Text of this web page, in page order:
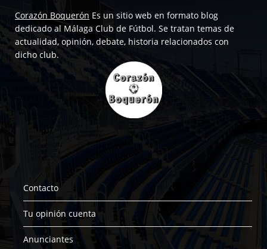
Corazón Boquerón Es un sitio web en formato blog
dedicado al Málaga Club de Fútbol. Se tratan temas de
actualidad, opinión, debate, historia relacionados con
dicho club.
Contacto
Tu opinión cuenta
Anunciantes